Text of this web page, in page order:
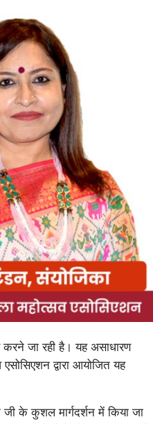
जा रही है। यह असाधारण
द्वारा आयोजित यह
के कुशल मार्गदर्शन में किया जा